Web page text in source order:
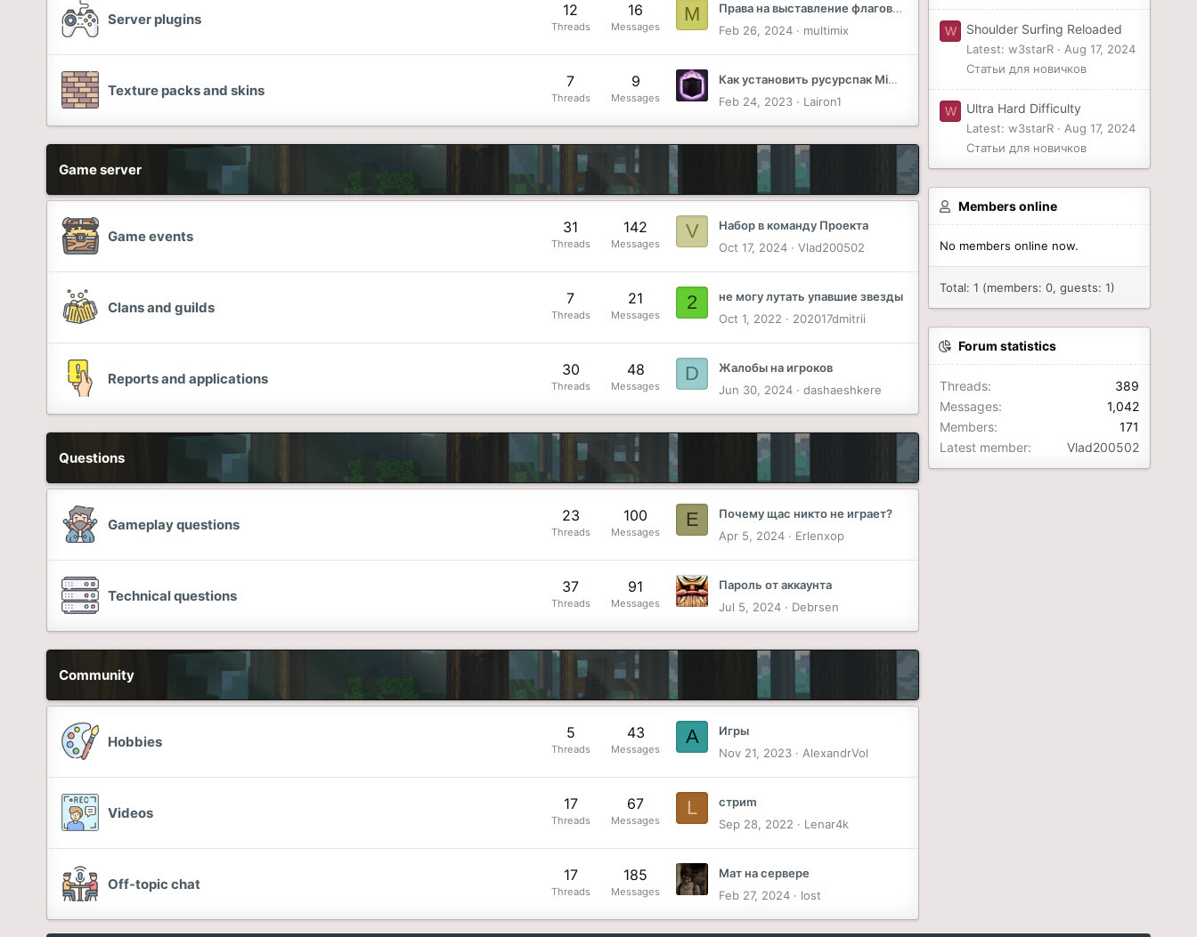
Server plugins Threads
12
Messages
16 M
Права на выставление флагов в регионе
Feb 26, 2024
multimix
Texture packs and skins Threads
7
Messages
9
Как установить русурспак Minecraft
Feb 24, 2023
Lairon1
Game server
Game events Threads
31
Messages
142 V
Набор в команду Проекта
Oct 17, 2024
Vlad200502
Clans and guilds Threads
7
Messages
21 2
не могу лутать упавшие звезды
Oct 1, 2022
202017dmitrii
Reports and applications Threads
30
Messages
48 D
Жалобы на игроков
Jun 30, 2024
dashaeshkere
Questions
Gameplay questions Threads
23
Messages
100 E
Почему щас никто не играет?
Apr 5, 2024
Erlenxop
Technical questions Threads
37
Messages
91
Пароль от аккаунта
Jul 5, 2024
Debrsen
Community
Hobbies Threads
5
Messages
43 A
Игры
Nov 21, 2023
AlexandrVol
Videos Threads
17
Messages
67 L
стриm
Sep 28, 2022
Lenar4k
Off-topic chat Threads
17
Messages
185
Мат на сервере
Feb 27, 2024
lost
W Shoulder Surfing Reloaded
Latest: w3starR
Aug 17, 2024
Статьи для новичков
W Ultra Hard Difficulty
Latest: w3starR
Aug 17, 2024
Статьи для новичков
Members online
No members online now.
Total: 1 (members: 0, guests: 1)
Forum statistics
Threads
389
Messages
1,042
Members
171
Latest member
Vlad200502